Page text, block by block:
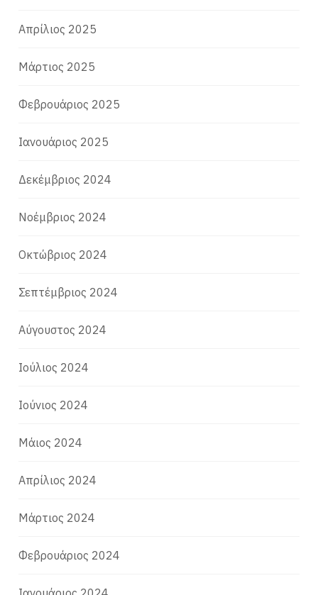
Απρίλιος 2025
Μάρτιος 2025
Φεβρουάριος 2025
Ιανουάριος 2025
Δεκέμβριος 2024
Νοέμβριος 2024
Οκτώβριος 2024
Σεπτέμβριος 2024
Αύγουστος 2024
Ιούλιος 2024
Ιούνιος 2024
Μάιος 2024
Απρίλιος 2024
Μάρτιος 2024
Φεβρουάριος 2024